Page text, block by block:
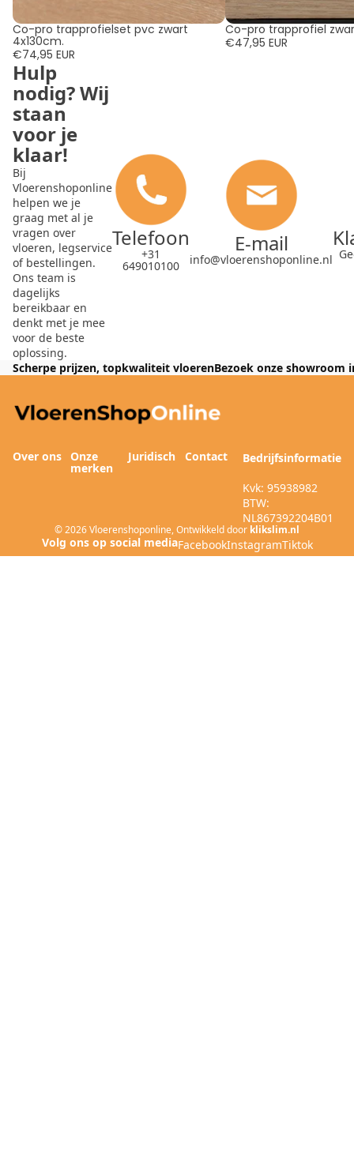
Co-pro trapprofielset pvc zwart
4x130cm.
€74,95 EUR
Co-pro trapprofiel
€47,95 EUR
Hulp
nodig? Wij
staan
voor je
klaar!
Bij
Vloerenshoponline
helpen we je
graag met al je
vragen over
vloeren, legservice
of bestellingen.
Ons team is
dagelijks
bereikbaar en
denkt met je mee
voor de beste
oplossing.
Telefoon
+31
649010100
E-mail
info@vloerenshoponline.nl
Scherpe prijzen, topkwaliteit vloerenBezoek onze showroom
Over ons Onze
merken
Juridisch Contact
Bedrijfsinformatie
Kvk: 95938982
BTW:
NL867392204B01
© 2026Vloerenshoponline,Ontwikkeld door klikslim.nl
FacebookInstagramTiktok